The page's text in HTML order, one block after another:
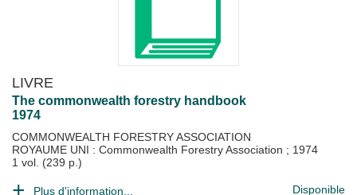
LIVRE
The commonwealth forestry handbook
1974
COMMONWEALTH FORESTRY ASSOCIATION
ROYAUME UNI : Commonwealth Forestry Association ; 1974
1 vol. (239 p.)
Plus d'information... Disponible